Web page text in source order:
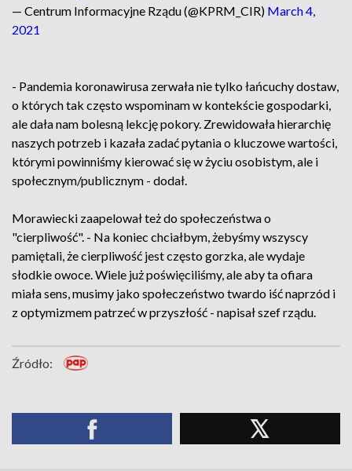
— Centrum Informacyjne Rządu (@KPRM_CIR) March 4,
2021
- Pandemia koronawirusa zerwała nie tylko łańcuchy dostaw,
o których tak często wspominam w kontekście gospodarki,
ale dała nam bolesną lekcję pokory. Zrewidowała hierarchię
naszych potrzeb i kazała zadać pytania o kluczowe wartości,
którymi powinniśmy kierować się w życiu osobistym, ale i
społecznym/publicznym - dodał.
Morawiecki zaapelował też do społeczeństwa o
"cierpliwość". - Na koniec chciałbym, żebyśmy wszyscy
pamiętali, że cierpliwość jest często gorzka, ale wydaje
słodkie owoce. Wiele już poświęciliśmy, ale aby ta ofiara
miała sens, musimy jako społeczeństwo twardo iść naprzód i
z optymizmem patrzeć w przyszłość - napisał szef rządu.
Źródło: